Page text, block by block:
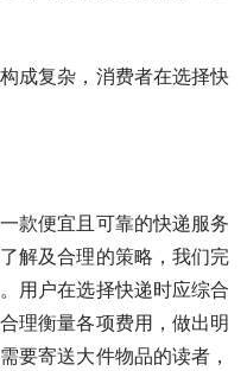
成复杂，消费者在选择快
款便宜且可靠的快递服务
解及合理的策略，我们完
用户在选择快递时应综合
理衡量各项费用，做出明
要寄送大件物品的读者，